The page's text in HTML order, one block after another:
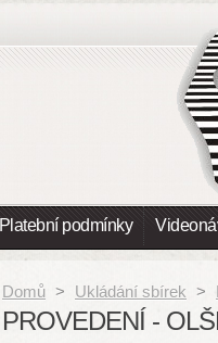
Platební podmínky
Domů > Ukládání sbírek >
PROVEDENÍ -